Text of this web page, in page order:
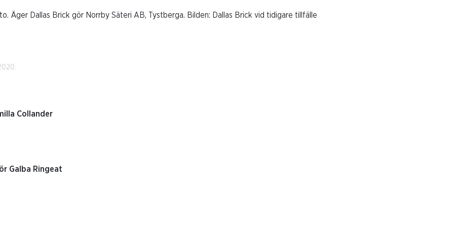
Äger Dallas Brick gör Norrby Säteri AB, Tystberga. Bilden: Dallas Brick vid tidigare tillfälle
Collander
Galba Ringeat